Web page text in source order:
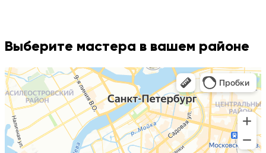
Выберите мастера в вашем районе